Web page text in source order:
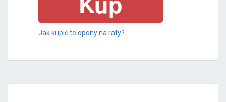
Jak kupić te opony na raty?